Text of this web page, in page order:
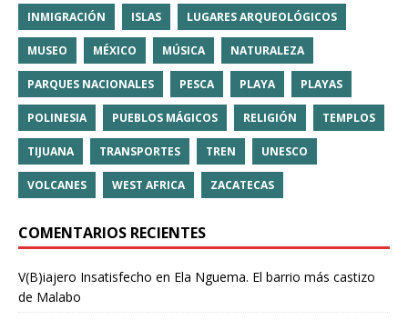
INMIGRACIÓN ISLAS LUGARES ARQUEOLÓGICOS
MUSEO MÉXICO MÚSICA NATURALEZA
PARQUES NACIONALES PESCA PLAYA PLAYAS
POLINESIA PUEBLOS MÁGICOS RELIGIÓN TEMPLOS
TIJUANA TRANSPORTES TREN UNESCO
VOLCANES WEST AFRICA ZACATECAS
COMENTARIOS RECIENTES
V(B)iajero Insatisfecho en Ela Nguema. El barrio más castizo
de Malabo